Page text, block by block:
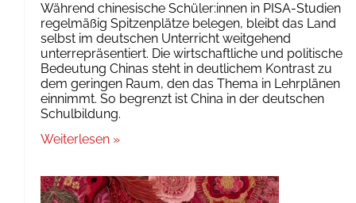
Während chinesische Schüler:innen in PISA-Studien
regelmäßig Spitzenplätze belegen, bleibt das Land
selbst im deutschen Unterricht weitgehend
unterrepräsentiert. Die wirtschaftliche und politische
Bedeutung Chinas steht in deutlichem Kontrast zu
dem geringen Raum, den das Thema in Lehrplänen
einnimmt. So begrenzt ist China in der deutschen
Schulbildung.
Weiterlesen »